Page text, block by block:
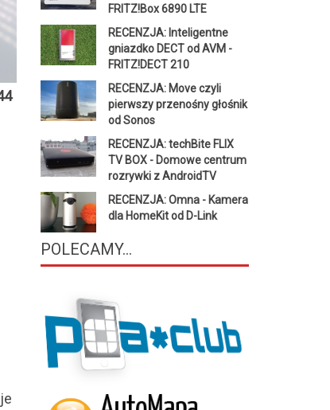
FRITZ!Box 6890 LTE
RECENZJA: Inteligentne
gniazdko DECT od AVM -
FRITZ!DECT 210
RECENZJA: Move czyli
pierwszy przenośny głośnik
od Sonos
RECENZJA: techBite FLIX
TV BOX - Domowe centrum
rozrywki z AndroidTV
RECENZJA: Omna - Kamera
dla HomeKit od D-Link
POLECAMY...